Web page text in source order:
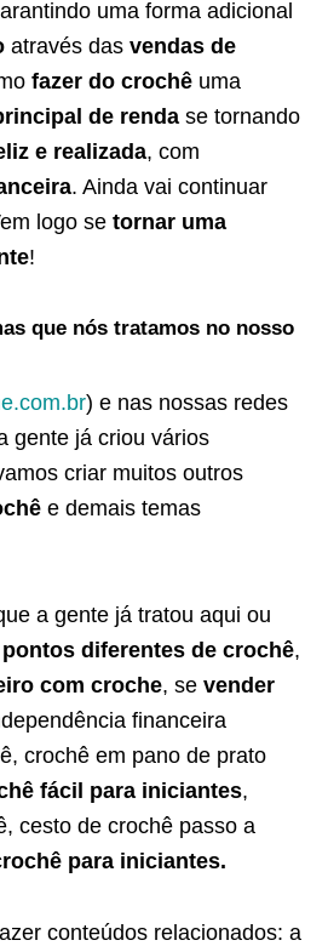
uma forma adicional
através das vendas de
fazer do crochê uma
de renda se tornando
e realizada, com
. Ainda vai continuar
logo se tornar uma
!
que nós tratamos no nosso
) e nas nossas redes
gente já criou vários
criar muitos outros
e demais temas
a gente já tratou aqui ou
pontos diferentes de crochê,
com croche, se vender
financeira
crochê em pano de prato
fácil para iniciantes,
cesto de crochê passo a
para iniciantes.
conteúdos relacionados: a